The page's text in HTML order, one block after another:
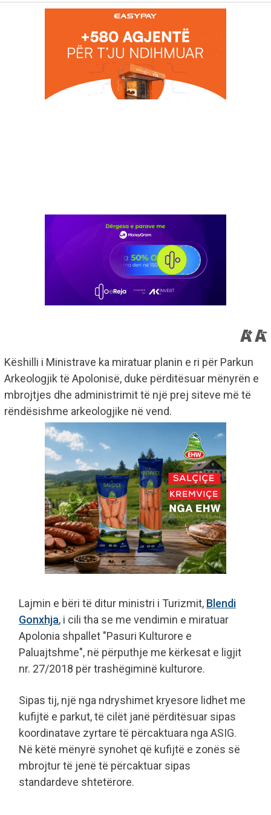
Këshilli i Ministrave ka miratuar planin e ri për Parkun
Arkeologjik të Apolonisë, duke përditësuar mënyrën e
mbrojtjes dhe administrimit të një prej siteve më të
rëndësishme arkeologjike në vend.
Lajmin e bëri të ditur ministri i Turizmit, Blendi
Gonxhja, i cili tha se me vendimin e miratuar
Apolonia shpallet "Pasuri Kulturore e
Paluajtshme", në përputhje me kërkesat e ligjit
nr. 27/2018 për trashëgiminë kulturore.
Sipas tij, një nga ndryshimet kryesore lidhet me
kufijtë e parkut, të cilët janë përditësuar sipas
koordinatave zyrtare të përcaktuara nga ASIG.
Në këtë mënyrë synohet që kufijtë e zonës së
mbrojtur të jenë të përcaktuar sipas
standardeve shtetërore.